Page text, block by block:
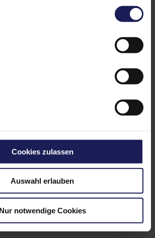
Cookies zulassen
Auswahl erlauben
Nur notwendige Cookies